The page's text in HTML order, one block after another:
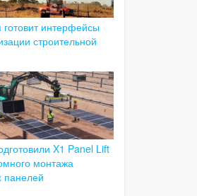
интерфейсы
строительной
X1 Panel Lift
монтажа
панелей